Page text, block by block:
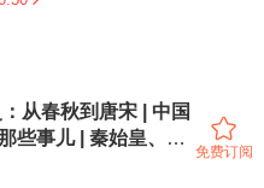
从春秋到唐宋 | 中国
些事儿 | 秦始皇、武
免费订阅